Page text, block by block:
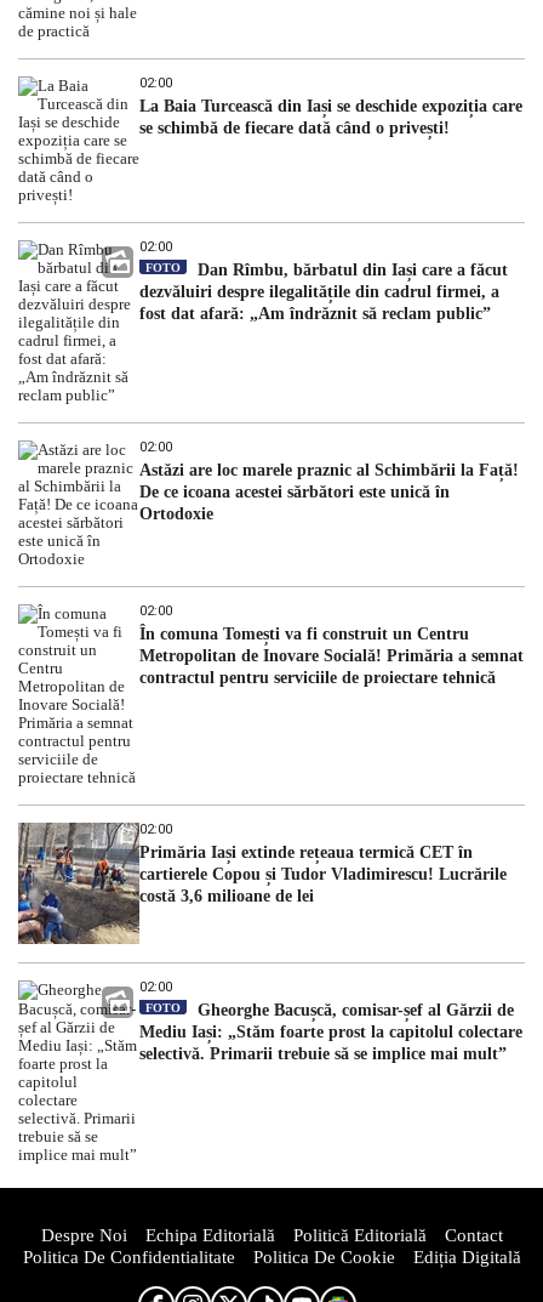
02:00
La Baia Turcească din Iași se deschide expoziția care
se schimbă de fiecare dată când o privești!
02:00
FOTO
Dan Rîmbu, bărbatul din Iași care a făcut
dezvăluiri despre ilegalitățile din cadrul firmei, a
fost dat afară: „Am îndrăznit să reclam public”
02:00
Astăzi are loc marele praznic al Schimbării la Față!
De ce icoana acestei sărbători este unică în
Ortodoxie
02:00
În comuna Tomești va fi construit un Centru
Metropolitan de Inovare Socială! Primăria a semnat
contractul pentru serviciile de proiectare tehnică
02:00
Primăria Iași extinde rețeaua termică CET în
cartierele Copou și Tudor Vladimirescu! Lucrările
costă 3,6 milioane de lei
02:00
FOTO
Gheorghe Bacușcă, comisar-șef al Gărzii de
Mediu Iași: „Stăm foarte prost la capitolul colectare
selectivă. Primarii trebuie să se implice mai mult”
Despre Noi Echipa Editorială Politică Editorială
Contact
Politica De Confidentialitate
Politica De Cookie Ediția Digitală